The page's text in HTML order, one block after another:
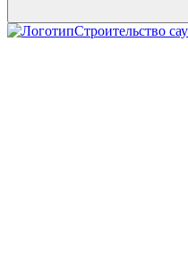
Строительство